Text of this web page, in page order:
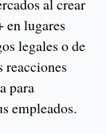
al crear
en lugares
legales o de
reacciones
para
empleados.